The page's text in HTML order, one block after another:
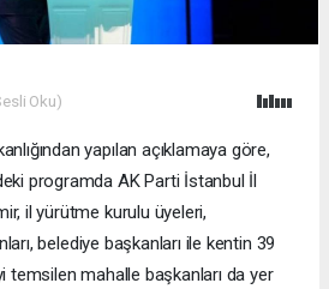
Oku)
yapılan açıklamaya göre,
programda AK Parti İstanbul İl
il yürütme kurulu üyeleri,
belediye başkanları ile kentin 39
temsilen mahalle başkanları da yer